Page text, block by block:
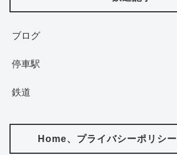
ブログ
停車駅
鉄道
Home、プライバシーポリシ